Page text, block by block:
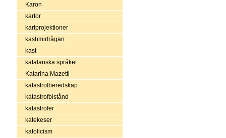
Karon
kartor
kartprojektioner
kashmirfrågan
kast
katalanska språket
Katarina Mazetti
katastrofberedskap
katastrofbistånd
katastrofer
katekeser
katolicism